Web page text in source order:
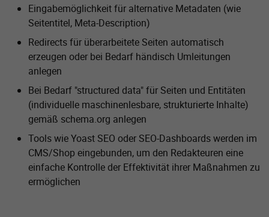
Eingabemöglichkeit für alternative Metadaten (wie
Seitentitel, Meta-Description)
Redirects für überarbeitete Seiten automatisch
erzeugen oder bei Bedarf händisch Umleitungen
anlegen
Bei Bedarf "structured data" für Seiten und Entitäten
(individuelle maschinenlesbare, strukturierte Inhalte)
gemäß schema.org anlegen
Tools wie Yoast SEO oder SEO-Dashboards werden im
CMS/Shop eingebunden, um den Redakteuren eine
einfache Kontrolle der Effektivität ihrer Maßnahmen zu
ermöglichen